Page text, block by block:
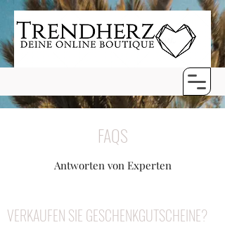
FAQS
Antworten von Experten
VERKAUFEN SIE GESCHENKGUTSCHEINE?